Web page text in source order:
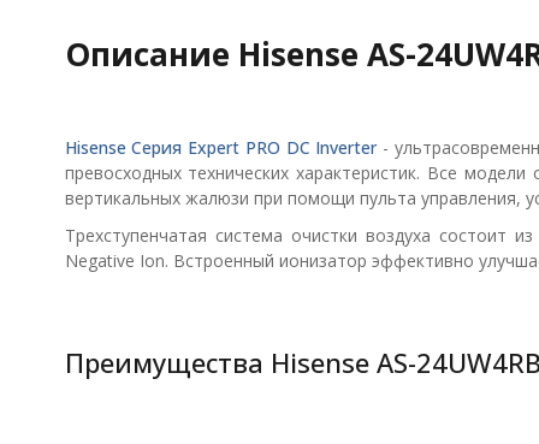
Описание Hisense AS-
Hisense Серия Expert PRO DC Inverter -
превосходных технических характеристик. Все
вертикальных жалюзи при помощи пульта управления,
Трехступенчатая система очистки воздуха состоит
Negative Ion. Встроенный ионизатор эффективно
Преимущества Hisense AS-